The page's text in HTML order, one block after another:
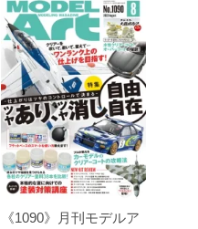
《1090》月刊モデルア